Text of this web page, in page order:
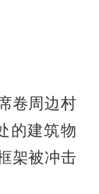
卷周边村
的建筑物
架被冲击